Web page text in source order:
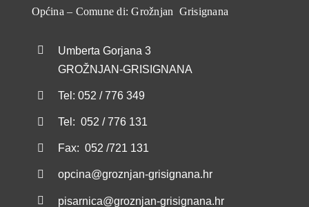
Općina – Comune di: Grožnjan Grisignana
Umberta Gorjana 3
GROŽNJAN-GRISIGNANA
Tel: 052 / 776 349
Tel: 052 / 776 131
Fax: 052 /721 131
opcina@groznjan-grisignana.hr
pisarnica@groznjan-grisignana.hr